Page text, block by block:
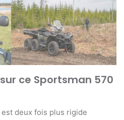
ce Sportsman 570
deux fois plus rigide